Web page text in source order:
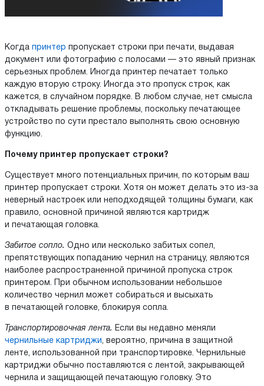
Когда принтер пропускает строки при печати, выдавая
документ или фотографию с полосами — это явный признак
серьезных проблем. Иногда принтер печатает только
каждую вторую строку. Иногда это пропуск строк, как
кажется, в случайном порядке. В любом случае, нет смысла
откладывать решение проблемы, поскольку печатающее
устройство по сути престало выполнять свою основную
функцию.
Почему принтер пропускает строки?
Существует много потенциальных причин, по которым ваш
принтер пропускает строки. Хотя он может делать это из-за
неверный настроек или неподходящей толщины бумаги, как
правило, основной причиной являются картридж
и печатающая головка.
Забитое сопло. Одно или несколько забитых сопел,
препятствующих попаданию чернил на страницу, являются
наиболее распространенной причиной пропуска строк
принтером. При обычном использовании небольшое
количество чернил может собираться и высыхать
в печатающей головке, блокируя сопла.
Транспортировочная лента.
Если вы недавно меняли
чернильные картриджи, вероятно, причина в защитной
ленте, использованной при транспортировке. Чернильные
картриджи обычно поставляются с лентой, закрывающей
чернила и защищающей печатающую головку. Это